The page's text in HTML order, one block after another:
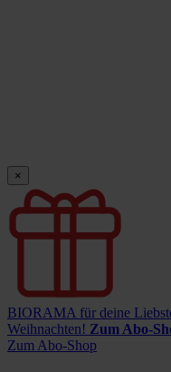
×
BIORAMA für deine
Weihnachten! Zum Abo-
Zum Abo-Shop